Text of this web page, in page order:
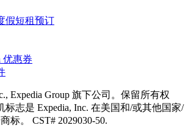
假短租预订
优惠券
Expedia Group 旗下公司。保留所有权
标志是 Expedia, Inc. 在美国和/或其他国家/
标。 CST# 2029030-50.